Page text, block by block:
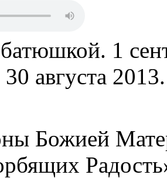
1
августа
Божией